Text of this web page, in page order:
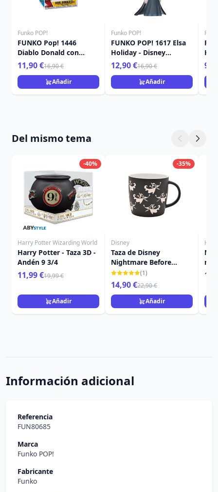
Funko POP!
FUNKO Pop! 1446
Diablo Donald con
calabaza - Disney
11,90 €16,90 €
Añadir
Funko POP!
FUNKO POP! 1617 Elsa
Holiday - Disney
Princess
12,90 €16,90 €
Añadir
Del mismo tema
-40%
Harry Potter Wizarding World
Harry Potter - Taza 3D -
Andén 9 3/4
11,99 €19,99 €
Añadir
-35%
Disney
Taza de Disney
Nightmare Before
Christmas Zero
(1)
14,90 €22,90 €
Añadir
Información adicional
Referencia
FUN80685
Marca
Funko POP!
Fabricante
Funko